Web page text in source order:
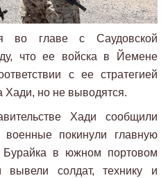
во главе с Саудовской
что ее войска в Йемене
с ее стратегией
Хади, но не выводятся.
Хади сообщили
военные покинули главную
в южном портовом
солдат, технику и